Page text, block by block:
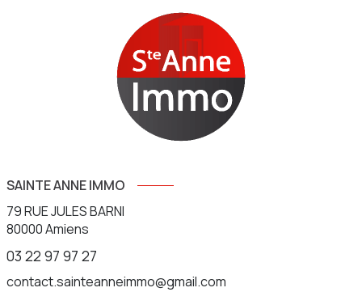
SAINTE ANNE IMMO
79 RUE JULES BARNI
80000Amiens
03 22 97 97 27
contact.sainteanneimmo@gmail.com